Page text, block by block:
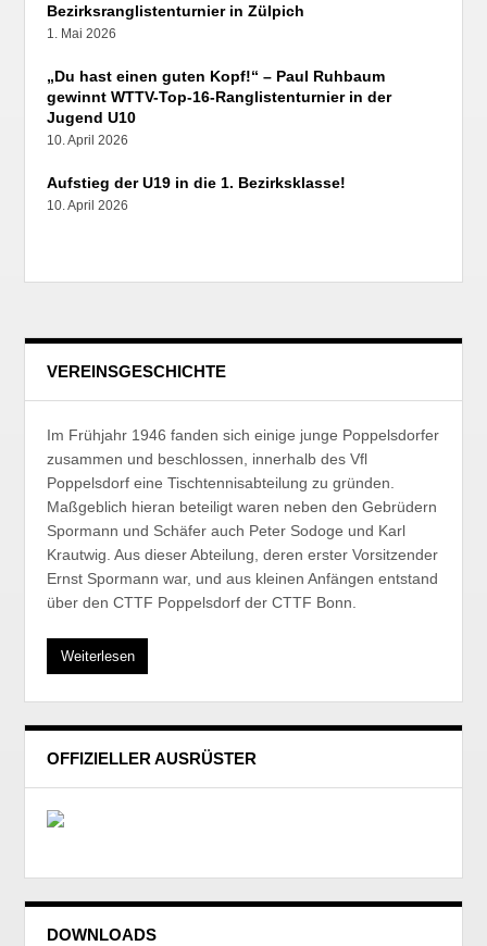
Bezirksranglistenturnier in Zülpich
1. Mai 2026
„Du hast einen guten Kopf!“ – Paul Ruhbaum
gewinnt WTTV-Top-16-Ranglistenturnier in der
Jugend U10
10. April 2026
Aufstieg der U19 in die 1. Bezirksklasse!
10. April 2026
VEREINSGESCHICHTE
Im Frühjahr 1946 fanden sich einige junge Poppelsdorfer
zusammen und beschlossen, innerhalb des Vfl
Poppelsdorf eine Tischtennisabteilung zu gründen.
Maßgeblich hieran beteiligt waren neben den Gebrüdern
Spormann und Schäfer auch Peter Sodoge und Karl
Krautwig. Aus dieser Abteilung, deren erster Vorsitzender
Ernst Spormann war, und aus kleinen Anfängen entstand
über den CTTF Poppelsdorf der CTTF Bonn.
Weiterlesen
OFFIZIELLER AUSRÜSTER
DOWNLOADS